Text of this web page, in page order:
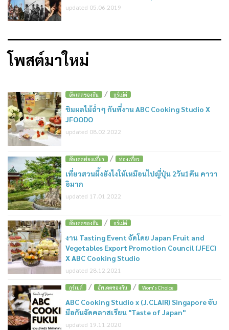
updated 05.06.2019
โพสต์มาใหม่
อัพเดตของกิน / กูร์เม่ต์
ชิมผลไม้ฉ่ำๆ กันที่งาน ABC Cooking Studio X
JFOODO
updated 08.02.2022
อัพเดตท่องเที่ยว / ท่องเที่ยว
เที่ยวสวนผึ้งยังไงให้เหมือนไปญี่ปุ่น 2วัน1คืน คาวา
อิมาก
updated 17.01.2022
อัพเดตของกิน / กูร์เม่ต์
งาน Tasting Event จัดโดย Japan Fruit and
Vegetables Export Promotion Council (JFEC)
X ABC Cooking Studio
updated 28.12.2021
กูร์เม่ต์ / อัพเดตของกิน / Wom's Choice
ABC Cooking Studio x (J.CLAIR) Singapore จับ
มือกันจัดคลาสเรียน "Taste of Japan"
updated 19.11.2020